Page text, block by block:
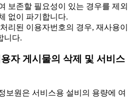
보존할 필요성이 있는 경우를 제외
없이 파기합니다.
리된 이용자번호의 경우, 재사용이
니다.
자 게시물의 삭제 및 서비스
보원은 서비스용 설비의 용량에 여